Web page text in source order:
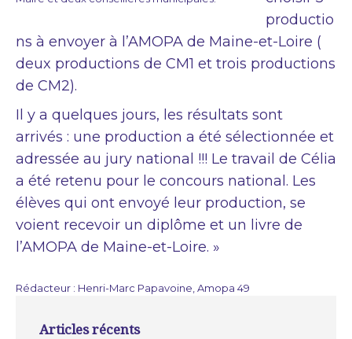
productio
ns à envoyer à l’AMOPA de Maine-et-Loire (
deux productions de CM1 et trois productions
de CM2).
Il y a quelques jours, les résultats sont
arrivés : une production a été sélectionnée et
adressée au jury national !!! Le travail de Célia
a été retenu pour le concours national. Les
élèves qui ont envoyé leur production, se
voient recevoir un diplôme et un livre de
l’AMOPA de Maine-et-Loire. »
Rédacteur : Henri-Marc Papavoine, Amopa 49
Articles récents